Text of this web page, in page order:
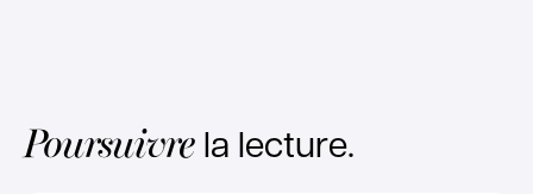
Poursuivrela lecture.